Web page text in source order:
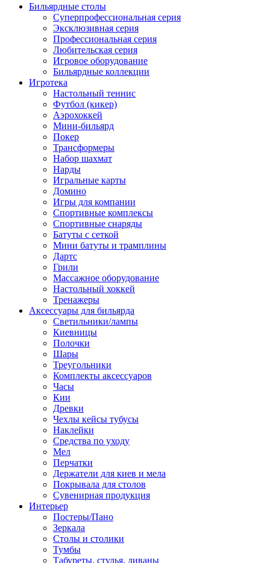
Бильярдные столы
Суперпрофессиональная серия
Эксклюзивная серия
Профессиональная серия
Любительская серия
Игровое оборудование
Бильярдные коллекции
Игротека
Настольный теннис
Футбол (кикер)
Аэрохоккей
Мини-бильярд
Покер
Трансформеры
Набор шахмат
Нарды
Игральные карты
Домино
Игры для компании
Спортивные комплексы
Спортивные снаряды
Батуты с сеткой
Мини батуты и трамплины
Дартс
Грили
Массажное оборудование
Настольный хоккей
Тренажеры
Аксессуары для бильярда
Светильники/лампы
Киевницы
Полочки
Шары
Треугольники
Комплекты аксессуаров
Часы
Кии
Древки
Чехлы кейсы тубусы
Наклейки
Средства по уходу
Мел
Перчатки
Держатели для киев и мела
Покрывала для столов
Сувенирная продукция
Интерьер
Постеры/Пано
Зеркала
Столы и столики
Тумбы
Табуреты, стулья, диваны